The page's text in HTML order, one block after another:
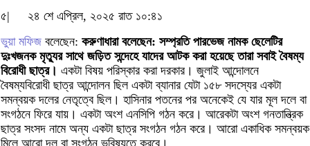
৫|
২৪ শে এপ্রিল, ২০২৫ রাত ১০:৪১
ভুয়া মফিজ বলেছেন: করুণাধারা বলেছেন: সম্প্রতি পারভেজ নামক ছেলেটির
দুঃখজনক মৃত্যুর সাথে জড়িত সন্দেহে যাদের আটক করা হয়েছে তারা সবাই বৈষম্য
বিরোধী ছাত্র। একটা বিষয় পরিস্কার করা দরকার। জুলাই আন্দোলনে
বৈষম্যবিরোধী ছাত্র আন্দোলন ছিল একটা ব্যানার যেটা ১৫৮ সদস্যের একটা
সমন্বয়ক দলের নেতৃত্বে ছিল। হাসিনার পতনের পর অনেকেই যে যার মূল দলে বা
সংগঠনে ফিরে যায়। একটা অংশ এনসিপি গঠন করে। আরেকটা অংশ গনতান্ত্রিক
ছাত্র সংসদ নামে অন্য একটা ছাত্র সংগঠন গঠন করে। আরো একাধিক সমন্বয়ক